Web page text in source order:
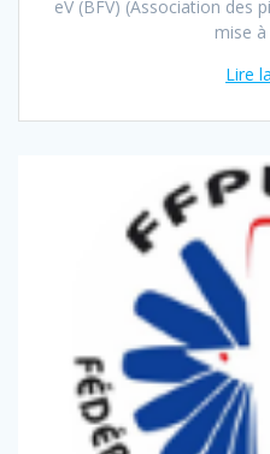
eV (BFV) (Association des
mise
Lire